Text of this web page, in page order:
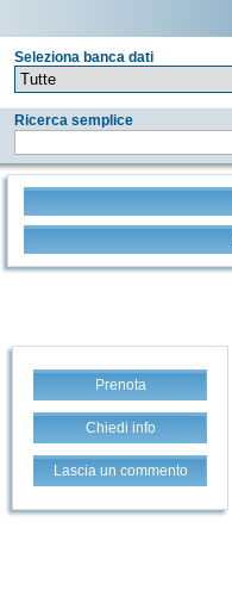
Seleziona banca dati
Ricerca semplice
Prenota
Chiedi info
Lascia un commento